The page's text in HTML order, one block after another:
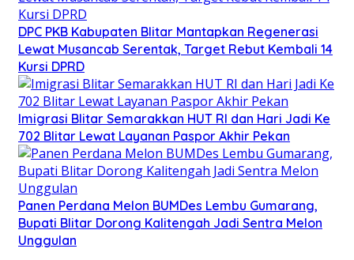
DPC PKB Kabupaten Blitar Mantapkan Regenerasi
Lewat Musancab Serentak, Target Rebut Kembali 14
Kursi DPRD
Imigrasi Blitar Semarakkan HUT RI dan Hari Jadi Ke
702 Blitar Lewat Layanan Paspor Akhir Pekan
Panen Perdana Melon BUMDes Lembu Gumarang,
Bupati Blitar Dorong Kalitengah Jadi Sentra Melon
Unggulan